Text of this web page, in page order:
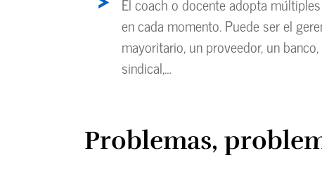
en cada momento. Puede ser el
mayoritario, un proveedor, un
sindical,…
Problemas,